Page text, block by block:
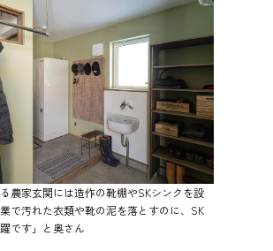
農家玄関には造作の靴棚やSKシンクを設
で汚れた衣類や靴の泥を落とすのに、SK
です」と奥さん